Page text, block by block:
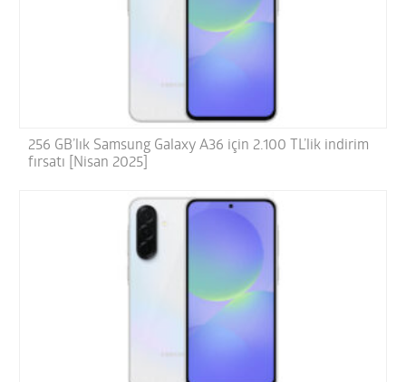
256 GB’lık Samsung Galaxy A36 için 2.100 TL’lik indirim
fırsatı [Nisan 2025]